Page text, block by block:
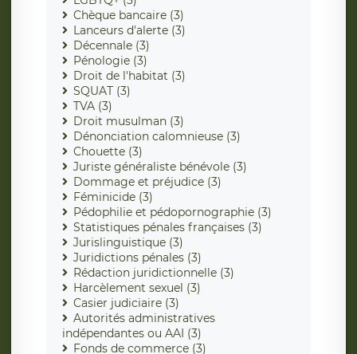
Chèque bancaire (3)
Lanceurs d'alerte (3)
Décennale (3)
Pénologie (3)
Droit de l'habitat (3)
SQUAT (3)
TVA (3)
Droit musulman (3)
Dénonciation calomnieuse (3)
Chouette (3)
Juriste généraliste bénévole (3)
Dommage et préjudice (3)
Féminicide (3)
Pédophilie et pédopornographie (3)
Statistiques pénales françaises (3)
Jurislinguistique (3)
Juridictions pénales (3)
Rédaction juridictionnelle (3)
Harcèlement sexuel (3)
Casier judiciaire (3)
Autorités administratives
indépendantes ou AAI (3)
Fonds de commerce (3)